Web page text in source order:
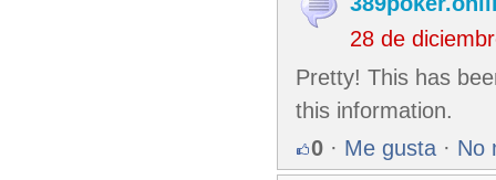
28 de
Pretty! This has
this information.
0 · Me gusta · No